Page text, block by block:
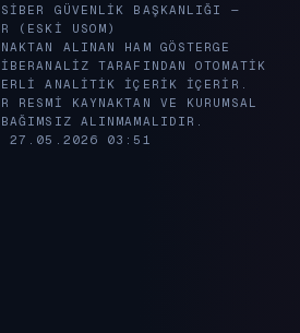
GÜVENLIK BAŞKANLIĞI —
(ESKI USOM)
ALINAN HAM GÖSTERGE
TARAFINDAN OTOMATIK
ANALITIK IÇERIK IÇERIR.
RESMI KAYNAKTAN VE KURUMSAL
ALINMAMALIDIR.
27.05.2026 03:51